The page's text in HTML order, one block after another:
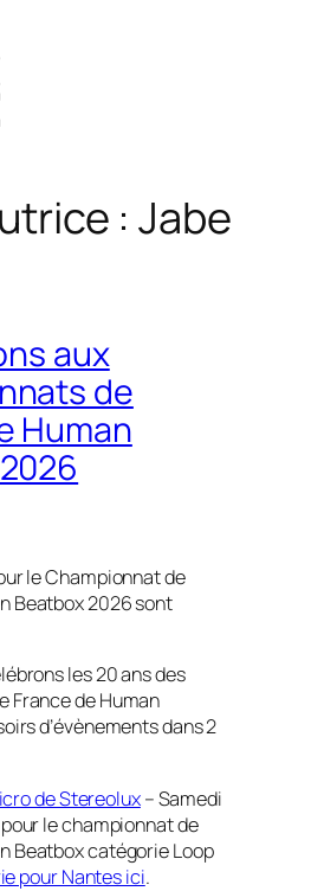
:Jabe
aux
de
Human
le Championnat de
Beatbox 2026 sont
les 20 ans des
France de Human
d’évènements dans 2
de Stereolux– Samedi
le championnat de
Beatbox catégorie Loop
pour Nantes ici.